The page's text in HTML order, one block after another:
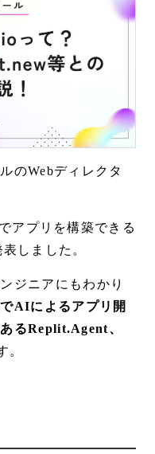
のWebディレクタ
アプリを構築できる
表しました。
ジニアにもわかり
AIによるアプリ開
るReplit.Agent、
。